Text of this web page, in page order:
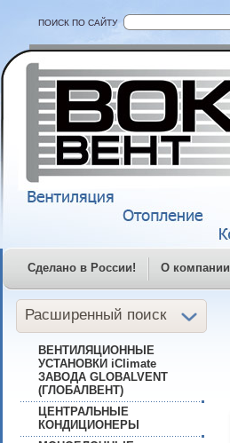
ПОИСК ПО САЙТУ
Сделано в России! О компании
Расширенный поиск
ВЕНТИЛЯЦИОННЫЕ
УСТАНОВКИ iClimate
ЗАВОДА GLOBALVENT
(ГЛОБАЛВЕНТ)
ЦЕНТРАЛЬНЫЕ
КОНДИЦИОНЕРЫ